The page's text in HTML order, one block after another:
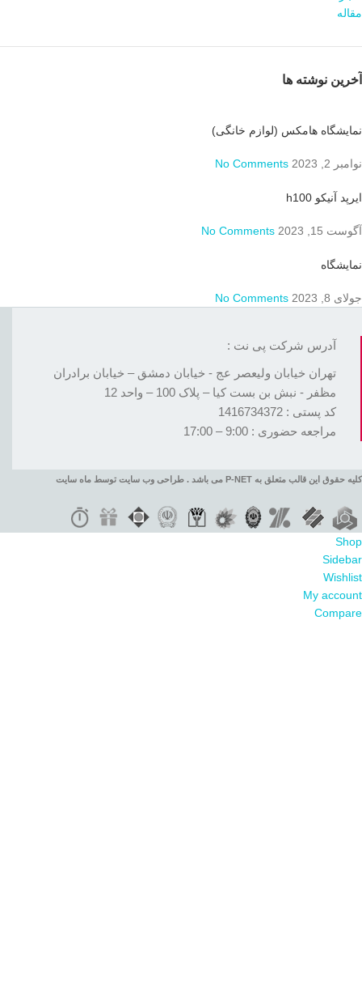
مقاله
آخرین نوشته ها
نمایشگاه هامکس (لوازم خانگی)
نوامبر 2, 2023 No Comments
ایرپد آنیکو h100
آگوست 15, 2023 No Comments
نمایشگاه
جولای 8, 2023 No Comments
آدرس شرکت پی نت :
تهران خیابان ولیعصر عج - خیابان دمشق – خیابان برادران
مظفر - نبش بن بست کیا – پلاک 100 – واحد 12
کد پستی : 1416734372
مراجعه حضوری : 9:00 – 17:00
کلیه حقوق این قالب متعلق به P-NET می باشد . طراحی وب سایت توسط ماه سایت
Shop
Sidebar
Wishlist
My account
Compare